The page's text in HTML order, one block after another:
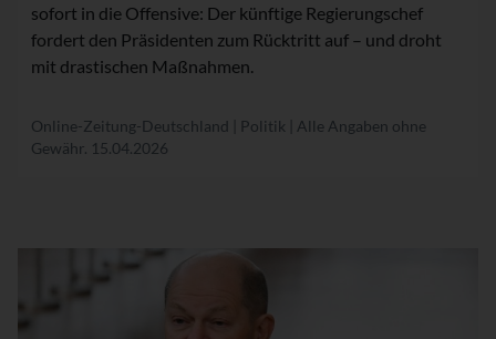
sofort in die Offensive: Der künftige Regierungschef
fordert den Präsidenten zum Rücktritt auf – und droht
mit drastischen Maßnahmen.
Online-Zeitung-Deutschland | Politik | Alle Angaben ohne
Gewähr. 15.04.2026